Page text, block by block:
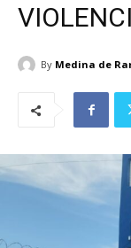
By Medina de